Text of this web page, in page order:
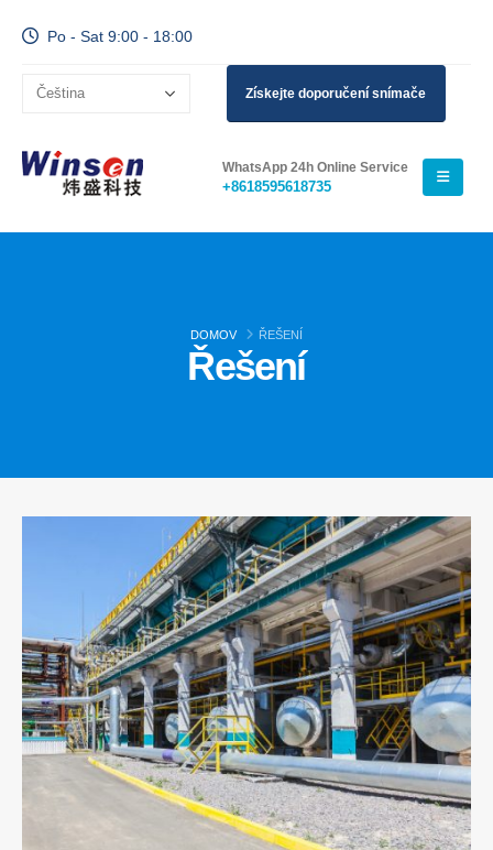
Po - Sat 9:00 - 18:00
Získejte doporučení snímače
WhatsApp 24h Online Service
+8618595618735
DOMOV ŘEŠENÍ
Řešení